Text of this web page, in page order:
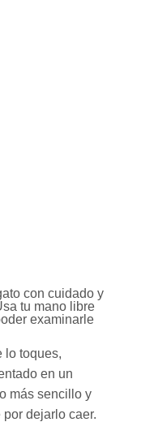
con cuidado y
tu mano libre
examinarle
lo toques,
en un
más sencillo y
dejarlo caer.